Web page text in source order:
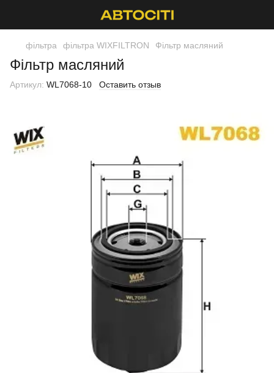
фільтра фільтра WIXFILTRON Фільтр масляний
Фільтр масляний
Артикул: WL7068-10 Оставить отзыв